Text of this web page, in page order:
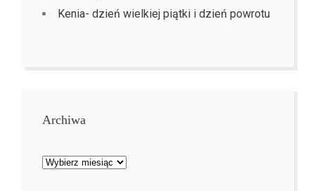
Kenia- dzień wielkiej piątki i dzień powrotu
Archiwa
Archiwa